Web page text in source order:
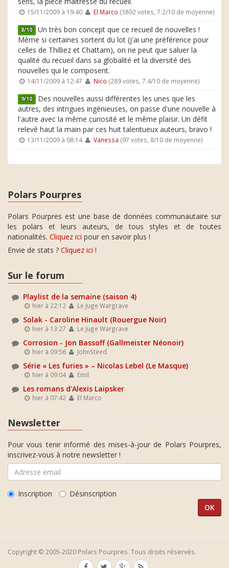
15/11/2009 à 19:40 El Marco (3892 votes, 7.2/10 de moyenne)
8/10 Un très bon concept que ce recueil de nouvelles !
Même si certaines sortent du lot (j'ai une préférence pour
celles de Thilliez et Chattam), on ne peut que saluer la
qualité du recueil dans sa globalité et la diversité des
nouvelles qui le composent.
14/11/2009 à 12:47 Nico (289 votes, 7.4/10 de moyenne)
9/10 Des nouvelles aussi différentes les unes que les
autres, des intrigues ingénieuses, on passe d'une nouvelle à
l'autre avec la même curiosité et le même plaisir. Un défit
relevé haut la main par ces huit talentueux auteurs, bravo !
13/11/2009 à 08:14 Vanessa (97 votes, 8/10 de moyenne)
Polars Pourpres
Polars Pourpres est une base de données communautaire sur
les polars et leurs auteurs, de tous styles et de toutes
nationalités. Cliquez ici pour en savoir plus !
Envie de stats ? Cliquez ici !
Sur le forum
Playlist de la semaine (saison 4)
hier à 22:12 Le Juge Wargrave
Solak - Caroline Hinault (Rouergue Noir)
hier à 13:27 Le Juge Wargrave
Corrosion - Jon Bassoff (Gallmeister Néonoir)
hier à 09:56 JohnSteed
Série « Les furies » – Nicolas Lebel (Le Masque)
hier à 09:04 Emil
Les romans d'Alexis Laipsker
hier à 07:42 El Marco
Newsletter
Pour vous tenir informé des mises-à-jour de Polars Pourpres,
inscrivez-vous à notre newsletter !
Inscription Désinscription
Copyright © 2005-2020 Polars Pourpres. Tous droits réservés.